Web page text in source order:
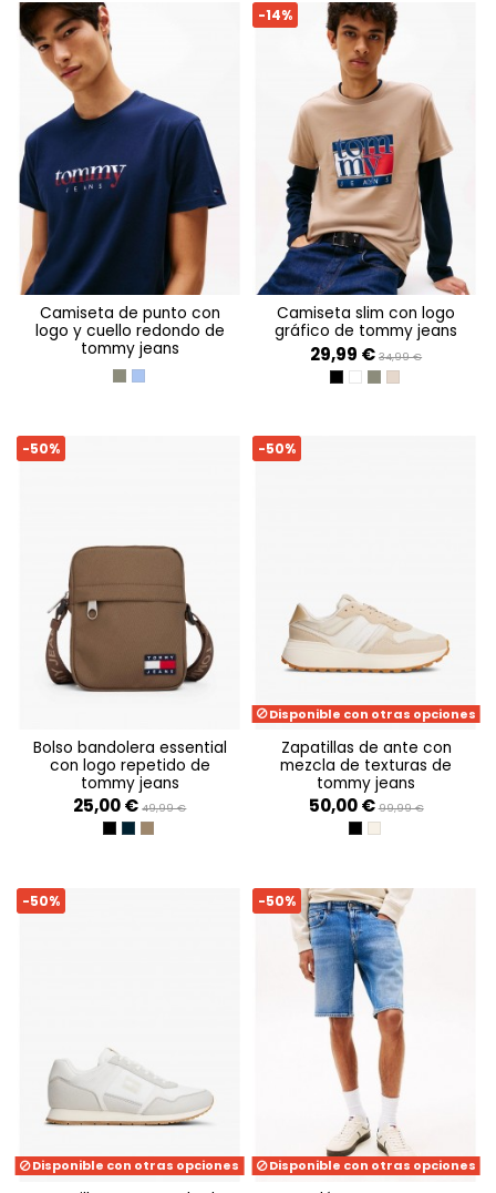
camiseta de punto con
logo y cuello redondo de
tommy jeans
PEWTER GREEN
SOFT SAPPHIRE
-14%
camiseta slim con logo
gráfico de tommy jeans
29,99 € 34,99 €
BLACKANCIENT WHITE
PEWTER GREEN
COASTAL TAUPE
-50%
bolso bandolera essential
con logo repetido de
tommy jeans
25,00 € 49,99 €
BLACKDARK NIGHT NAVY
VELVET BROWN
-50%
Disponible con otras opciones
zapatillas de ante con
mezcla de texturas de
tommy jeans
50,00 € 99,99 €
BLACKWHITE CLAY
-50%
Disponible con otras opciones
-50%
Disponible con otras opciones